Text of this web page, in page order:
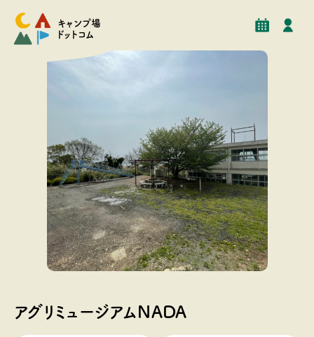
キャンプ場
ドットコム
予約 施設情報
アグリミュージアムNADA